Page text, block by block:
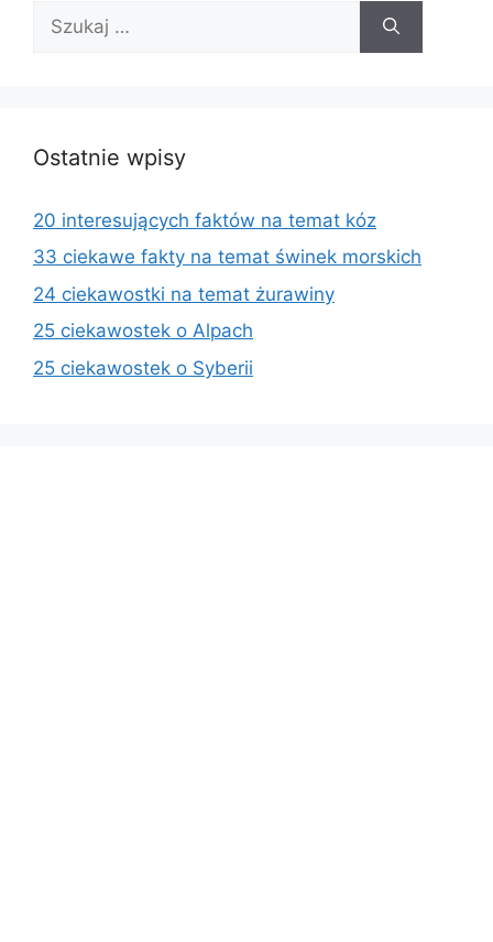
Ostatnie wpisy
20 interesujących faktów na temat kóz
33 ciekawe fakty na temat świnek morskich
24 ciekawostki na temat żurawiny
25 ciekawostek o Alpach
25 ciekawostek o Syberii